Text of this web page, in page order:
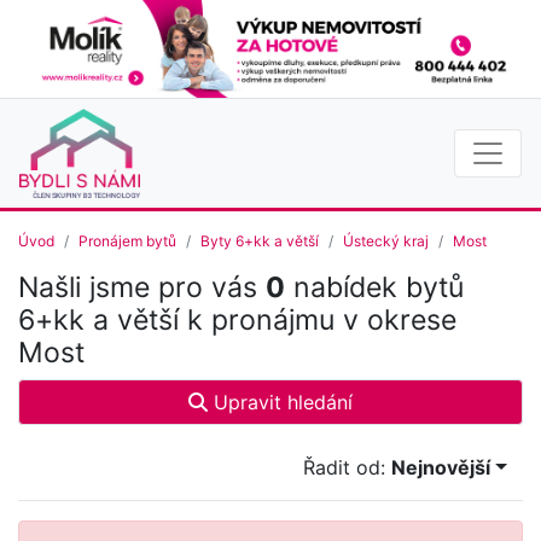
Úvod Pronájem bytů Byty 6+kk a větší Ústecký kraj Most
Našli jsme pro vás 0 nabídek bytů
6+kk a větší k pronájmu v okrese
Most
Upravit hledání
Řadit od: Nejnovější